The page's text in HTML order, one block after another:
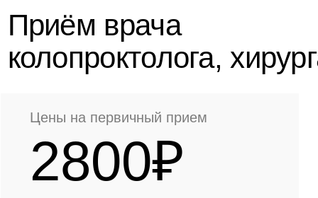
✓ спрашиваем о симптомах
✓ проводим полный осмотр
✓ консультация
план лечения
Записаться